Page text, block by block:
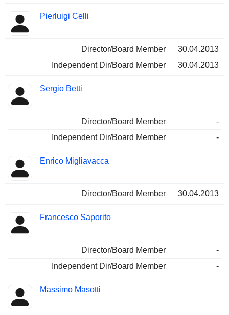
Pierluigi Celli
Director/Board Member
30.04.2013
Independent Dir/Board Member
30.04.2013
Sergio Betti
Director/Board Member
-
Independent Dir/Board Member
-
Enrico Migliavacca
Director/Board Member 30.04.2013
Francesco Saporito
Director/Board Member
-
Independent Dir/Board Member
-
Massimo Masotti